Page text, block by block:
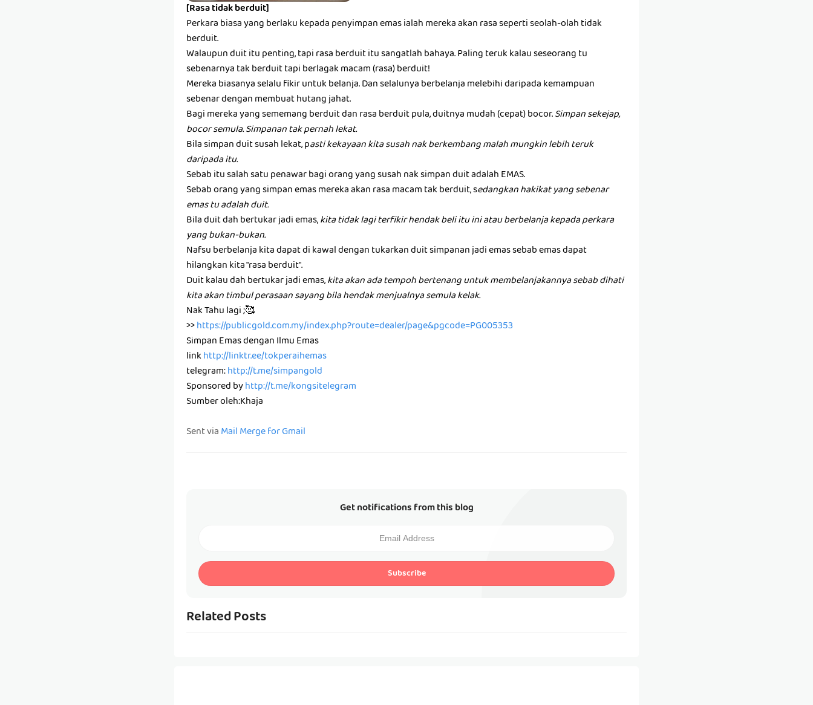
[Rasa tidak berduit]
Perkara biasa yang berlaku kepada penyimpan emas ialah mereka akan rasa seperti seolah-olah tidak
berduit.
Walaupun duit itu penting, tapi rasa berduit itu sangatlah bahaya. Paling teruk kalau seseorang tu
sebenarnya tak berduit tapi berlagak macam (rasa) berduit!
Mereka biasanya selalu fikir untuk belanja. Dan selalunya berbelanja melebihi daripada kemampuan
sebenar dengan membuat hutang jahat.
Bagi mereka yang sememang berduit dan rasa berduit pula, duitnya mudah (cepat) bocor.Simpan sekejap,
bocor semula. Simpanan tak pernah lekat.
Bila simpan duit susah lekat, pasti kekayaan kita susah nak berkembang malah mungkin lebih teruk
daripada itu.
Sebab itu salah satu penawar bagi orang yang susah nak simpan duit adalah EMAS.
Sebab orang yang simpan emas mereka akan rasa macam tak berduit, sedangkan hakikat yang sebenar
emas tu adalah duit.
Bila duit dah bertukar jadi emas,kita tidak lagi terfikir hendak beli itu ini atau berbelanja kepada perkara
yang bukan-bukan.
Nafsu berbelanja kita dapat di kawal dengan tukarkan duit simpanan jadi emas sebab emas dapat
hilangkan kita "rasa berduit".
Duit kalau dah bertukar jadi emas,kita akan ada tempoh bertenang untuk membelanjakannya sebab dihati
kita akan timbul perasaan sayang bila hendak menjualnya semula kelak.
Nak Tahu lagi ;🥰
>>https://publicgold.com.my/index.php?route=dealer/page&pgcode=PG005353
Simpan Emas dengan Ilmu Emas
linkhttp://linktr.ee/tokperaihemas
telegram:http://t.me/simpangold
Sponsored byhttp://t.me/kongsitelegram
Sumber oleh:Khaja
Sent viaMail Merge for Gmail
Get notifications from this blog
Subscribe
Related Posts